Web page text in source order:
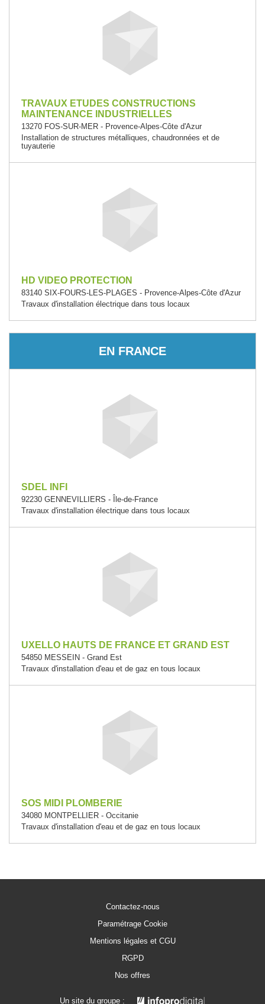
TRAVAUX ETUDES CONSTRUCTIONS
MAINTENANCE INDUSTRIELLES
13270 FOS-SUR-MER - Provence-Alpes-Côte d'Azur
Installation de structures métalliques, chaudronnées et de
tuyauterie
HD VIDEO PROTECTION
83140 SIX-FOURS-LES-PLAGES - Provence-Alpes-Côte d'Azur
Travaux d'installation électrique dans tous locaux
EN FRANCE
SDEL INFI
92230 GENNEVILLIERS - Île-de-France
Travaux d'installation électrique dans tous locaux
UXELLO HAUTS DE FRANCE ET GRAND EST
54850 MESSEIN - Grand Est
Travaux d'installation d'eau et de gaz en tous locaux
SOS MIDI PLOMBERIE
34080 MONTPELLIER - Occitanie
Travaux d'installation d'eau et de gaz en tous locaux
Contactez-nous
Paramétrage Cookie
Mentions légales et CGU
RGPD
Nos offres
Un site du groupe :